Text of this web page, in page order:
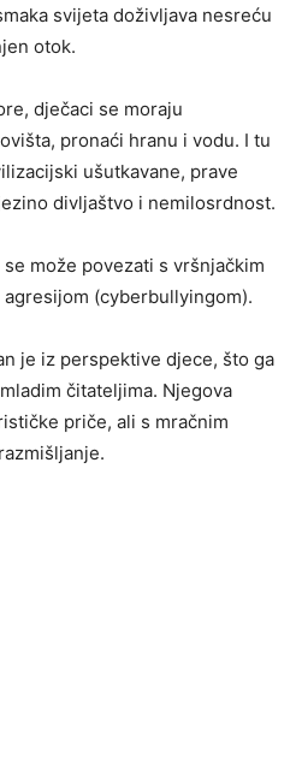
svijeta doživljava nesreću
otok.
dječaci se moraju
pronaći hranu i vodu. I tu
ušutkavane, prave
divljaštvo i nemilosrdnost.
može povezati s vršnjačkim
(cyberbullyingom).
je iz perspektive djece, što ga
čitateljima. Njegova
priče, ali s mračnim